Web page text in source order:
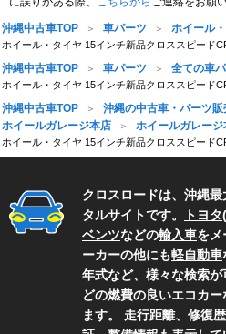
沖縄中古車TOP 車パーツ ホイール
ホイール・タイヤ 15インチ新品クロススピード
沖縄中古車TOP 車パーツ 全ての車
ホイール・タイヤ 15インチ新品クロススピード
沖縄中古車TOP 沖縄の中古車・パーツ販
ホイールガレージ本店
ホイールガレー
ホイール・タイヤ 15インチ新品クロススピード
クロスロードは、沖縄
タルサイトです。
トヨ
ベンツなどの輸入車をメ
ーカーの他にも軽自動車
年式など、様々な検索が
どの燃費の良いエコカ
ます。 走行距離、修復